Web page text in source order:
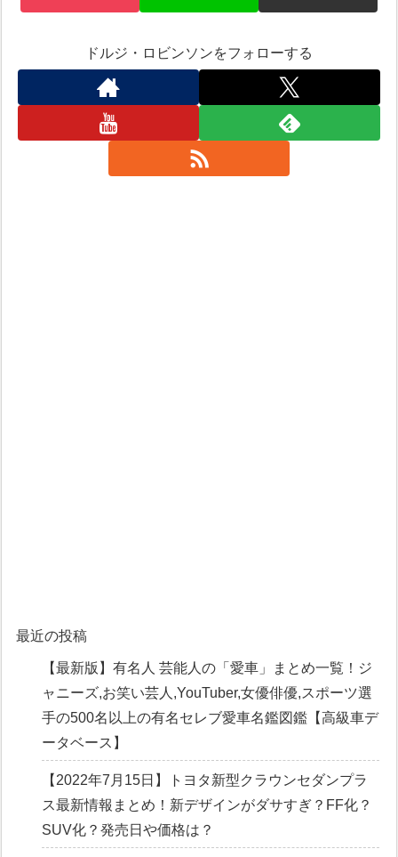
ドルジ・ロビンソンをフォローする
最近の投稿
【最新版】有名人 芸能人の「愛車」まとめ一覧！ジ
ャニーズ,お笑い芸人,YouTuber,女優俳優,スポーツ選
手の500名以上の有名セレブ愛車名鑑図鑑【高級車デ
ータベース】
【2022年7月15日】トヨタ新型クラウンセダンプラ
ス最新情報まとめ！新デザインがダサすぎ？FF化？
SUV化？発売日や価格は？